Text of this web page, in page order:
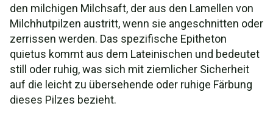
den milchigen Milchsaft, der aus den Lamellen von
Milchhutpilzen austritt, wenn sie angeschnitten oder
zerrissen werden. Das spezifische Epitheton
quietus kommt aus dem Lateinischen und bedeutet
still oder ruhig, was sich mit ziemlicher Sicherheit
auf die leicht zu übersehende oder ruhige Färbung
dieses Pilzes bezieht.